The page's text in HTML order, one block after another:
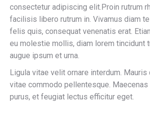
consectetur adipiscing elit.Proin rutrum
facilisis libero rutrum in. Vivamus diam
felis quis, consequat venenatis erat.
eu molestie mollis, diam lorem tincidunt
augue ipsum et urna.
Ligula vitae velit ornare interdum.
vitae commodo pellentesque.
purus, et feugiat lectus efficitur eget.